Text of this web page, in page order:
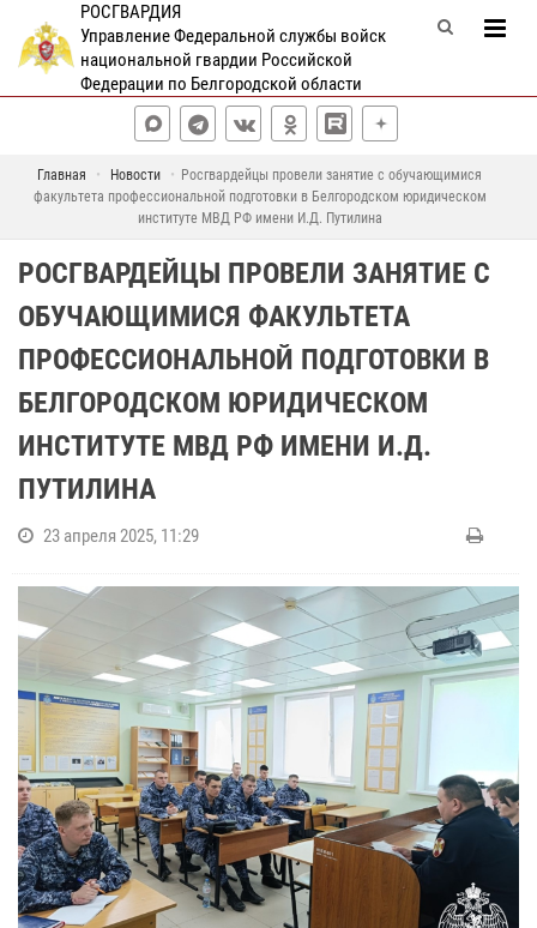
РОСГВАРДИЯ
Управление Федеральной службы войск
национальной гвардии Российской
Федерации по Белгородской области
Главная Новости
Росгвардейцы провели занятие с обучающимися
факультета профессиональной подготовки в Белгородском юридическом
институте МВД РФ имени И.Д. Путилина
РОСГВАРДЕЙЦЫ ПРОВЕЛИ ЗАНЯТИЕ С
ОБУЧАЮЩИМИСЯ ФАКУЛЬТЕТА
ПРОФЕССИОНАЛЬНОЙ ПОДГОТОВКИ В
БЕЛГОРОДСКОМ ЮРИДИЧЕСКОМ
ИНСТИТУТЕ МВД РФ ИМЕНИ И.Д.
ПУТИЛИНА
23 апреля 2025, 11:29